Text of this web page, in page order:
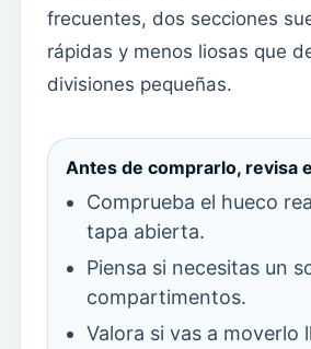
frecuentes, dos secciones
rápidas y menos liosas que
divisiones pequeñas.
Antes de comprarlo, revisa
Comprueba el hueco
tapa abierta.
Piensa si necesitas un
compartimentos.
Valora si vas a moverlo